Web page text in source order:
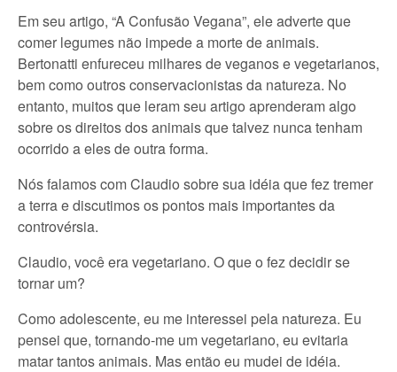
Em seu artigo, “A Confusão Vegana”, ele adverte que
comer legumes não impede a morte de animais.
Bertonatti enfureceu milhares de veganos e vegetarianos,
bem como outros conservacionistas da natureza. No
entanto, muitos que leram seu artigo aprenderam algo
sobre os direitos dos animais que talvez nunca tenham
ocorrido a eles de outra forma.
Nós falamos com Claudio sobre sua idéia que fez tremer
a terra e discutimos os pontos mais importantes da
controvérsia.
Claudio, você era vegetariano. O que o fez decidir se
tornar um?
Como adolescente, eu me interessei pela natureza. Eu
pensei que, tornando-me um vegetariano, eu evitaria
matar tantos animais. Mas então eu mudei de idéia.